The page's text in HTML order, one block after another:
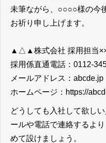
未筆ながら、○○○○様の今
お祈り申し上げます。
▲△▲株式会社 採用担当
採用係直通電話：0112-
メールアドレス：abcde.jp
ホームページ：https://
どうしても入社して欲し
ールや電話で連絡するよ
めて設けましょう。